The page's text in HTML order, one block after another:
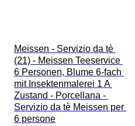
Meissen - Servizio da tè
(21) - Meissen Teeservice
6 Personen, Blume 6-fach
mit Insektenmalerei 1 A
Zustand - Porcellana -
Servizio da tè Meissen per
6 persone